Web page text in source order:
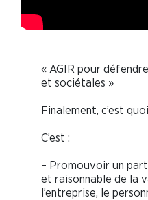
« AGIR pour
et sociétales »
Finalement, c’est
C’est :
– Promouvoir un
et raisonnable de la
l’entreprise, le